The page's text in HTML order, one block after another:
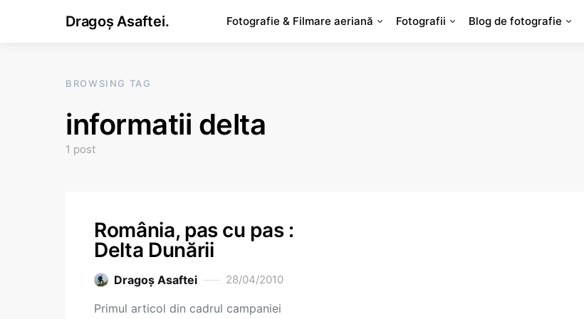
Dragoș Asaftei. Fotografie & Filmare aeriană Fotografii Blog de fotografie
BROWSING TAG
informatii delta
1 post
România, pas cu pas :
Delta Dunării
Dragoş Asaftei 28/04/2010
Primul articol din cadrul campaniei